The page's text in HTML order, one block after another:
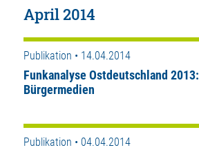
April 2014
Publikation • 14.04.2014
Funkanalyse Ostdeutschland 2013:
Bürgermedien
Publikation • 04.04.2014